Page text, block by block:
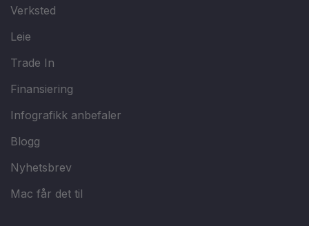
Verksted
Leie
Trade In
Finansiering
Infografikk anbefaler
Blogg
Nyhetsbrev
Mac får det til